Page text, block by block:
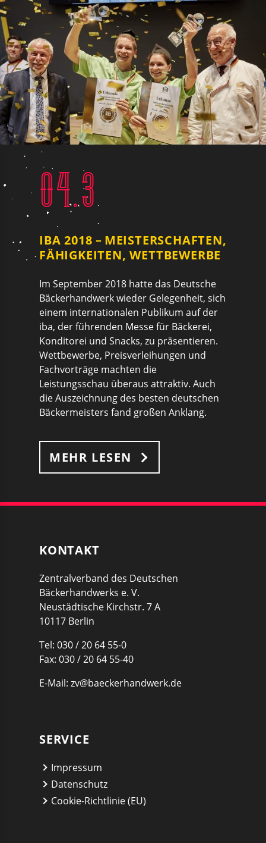
04.3
IBA 2018 – MEISTERSCHAFTEN,
FÄHIGKEITEN, WETTBEWERBE
Im September 2018 hatte das Deutsche
Bäckerhandwerk wieder Gelegenheit, sich
einem internationalen Publikum auf der
iba, der führenden Messe für Bäckerei,
Konditorei und Snacks, zu präsentieren.
Wettbewerbe, Preisverleihungen und
Fachvorträge machten die
Leistungsschau überaus attraktiv. Auch
die Auszeichnung des besten deutschen
Bäckermeisters fand großen Anklang.
MEHR LESEN
KONTAKT
Zentralverband des Deutschen
Bäckerhandwerks e. V.
Neustädtische Kirchstr. 7 A
10117 Berlin
Tel: 030 / 20 64 55-0
Fax: 030 / 20 64 55-40
E-Mail: zv@baeckerhandwerk.de
SERVICE
Impressum
Datenschutz
Cookie-Richtlinie (EU)